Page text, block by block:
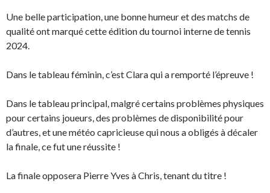
Une belle participation, une bonne humeur et des matchs de
qualité ont marqué cette édition du tournoi interne de tennis
2024.
Dans le tableau féminin, c’est Clara qui a remporté l’épreuve !
Dans le tableau principal, malgré certains problèmes physiques
pour certains joueurs, des problèmes de disponibilité pour
d’autres, et une météo capricieuse qui nous a obligés à décaler
la finale, ce fut une réussite !
La finale opposera Pierre Yves à Chris, tenant du titre !